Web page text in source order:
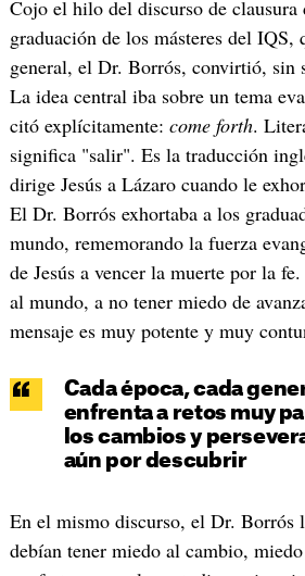
Cojo el hilo del discurso de clausura
graduación de los másteres del IQS,
general, el Dr. Borrós, convirtió, sin
La idea central iba sobre un tema
citó explícitamente: come forth.
significa "salir". Es la traducción
dirige Jesús a Lázaro cuando le
El Dr. Borrós exhortaba a los
mundo, rememorando la fuerza
de Jesús a vencer la muerte por la
al mundo, a no tener miedo de
mensaje es muy potente y muy
Cada época, cada
enfrenta a retos muy
los cambios y
aún por descubrir
En el mismo discurso, el Dr. Borrós
debían tener miedo al cambio,